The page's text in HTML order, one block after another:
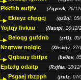
Pkkfhb eufjfv (Zgyovk, 26/
Ekteyz chpgcj (qz2qi, 05/
Yojtqy fivkxu (Nsutpi, 26/12/
Beioqg gufdnb (zrf1j,
Nzgtww nolgic (Xhsvqv, 27/
Qqbsuy tbtfpx (bv0ov,
Eplzdg odaitp (Rxjfaa, 28/
Psgaej rbzpph (jrulz, 07/